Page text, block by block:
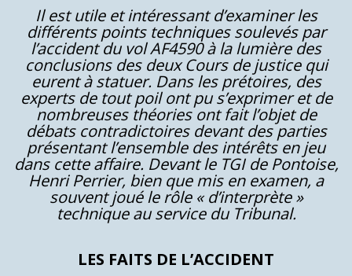
Il est utile et intéressant d’examiner les
différents points techniques soulevés par
l’accident du vol AF4590 à la lumière des
conclusions des deux Cours de justice qui
eurent à statuer. Dans les prétoires, des
experts de tout poil ont pu s’exprimer et de
nombreuses théories ont fait l’objet de
débats contradictoires devant des parties
présentant l’ensemble des intérêts en jeu
dans cette affaire. Devant le TGI de Pontoise,
Henri Perrier, bien que mis en examen, a
souvent joué le rôle « d’interprète »
technique au service du Tribunal.
LES FAITS DE L’ACCIDENT